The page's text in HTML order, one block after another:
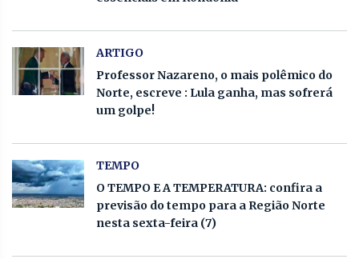
ARTIGO
Professor Nazareno, o mais polêmico do
Norte, escreve : Lula ganha, mas sofrerá
um golpe!
TEMPO
O TEMPO E A TEMPERATURA: confira a
previsão do tempo para a Região Norte
nesta sexta-feira (7)